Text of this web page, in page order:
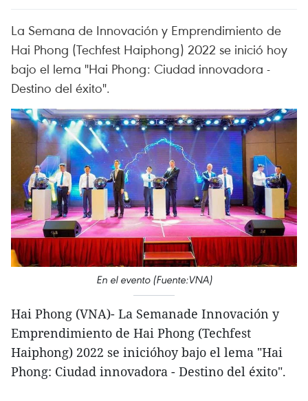
La Semana de Innovación y Emprendimiento de
Hai Phong (Techfest Haiphong) 2022 se inició hoy
bajo el lema "Hai Phong: Ciudad innovadora -
Destino del éxito".
En el evento (Fuente:VNA)
Hai Phong (VNA)- La Semanade Innovación y
Emprendimiento de Hai Phong (Techfest
Haiphong) 2022 se inicióhoy bajo el lema "Hai
Phong: Ciudad innovadora - Destino del éxito".